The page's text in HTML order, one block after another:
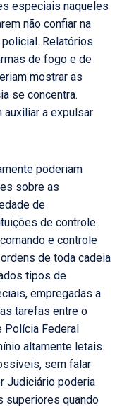
especiais naqueles
não confiar na
Relatórios
de fogo e de
mostrar as
se concentra.
a expulsar
poderiam
sobre as
de
de controle
e controle
de toda cadeia
tipos de
empregadas a
tarefas entre o
Federal
altamente letais.
sem falar
Judiciário poderia
superiores quando